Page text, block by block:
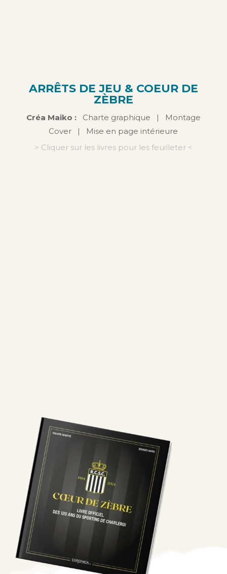
ARRÊTS DE JEU & COEUR DE
ZÈBRE
Créa Maiko : Charte graphique | Montage
Cover | Mise en page intérieure
> Cliquer sur les livres pour les feuilleter <